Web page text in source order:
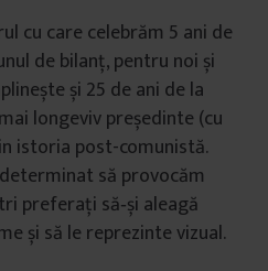
cu care celebrăm 5 ani de
de bilanț, pentru noi și
și 25 de ani de la
longeviv președinte (cu
istoria post-comunistă.
să provocăm
preferați să‑și aleagă
și să le reprezinte vizual.